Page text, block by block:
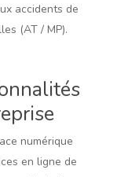
accidents de
(AT / MP).
numérique
en ligne de